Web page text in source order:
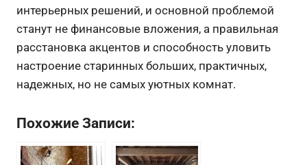
интерьерных решений, и основной проблемой
станут не финансовые вложения, а правильная
расстановка акцентов и способность уловить
настроение старинных больших, практичных,
надежных, но не самых уютных комнат.
Похожие Записи: